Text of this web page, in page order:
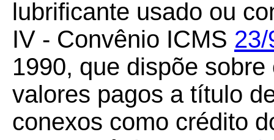
lubrificante usado ou
IV - Convênio ICMS 23/
1990, que dispõe
valores pagos a título
conexos como crédito